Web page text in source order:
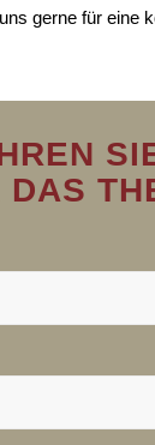
gerne für eine
DAS